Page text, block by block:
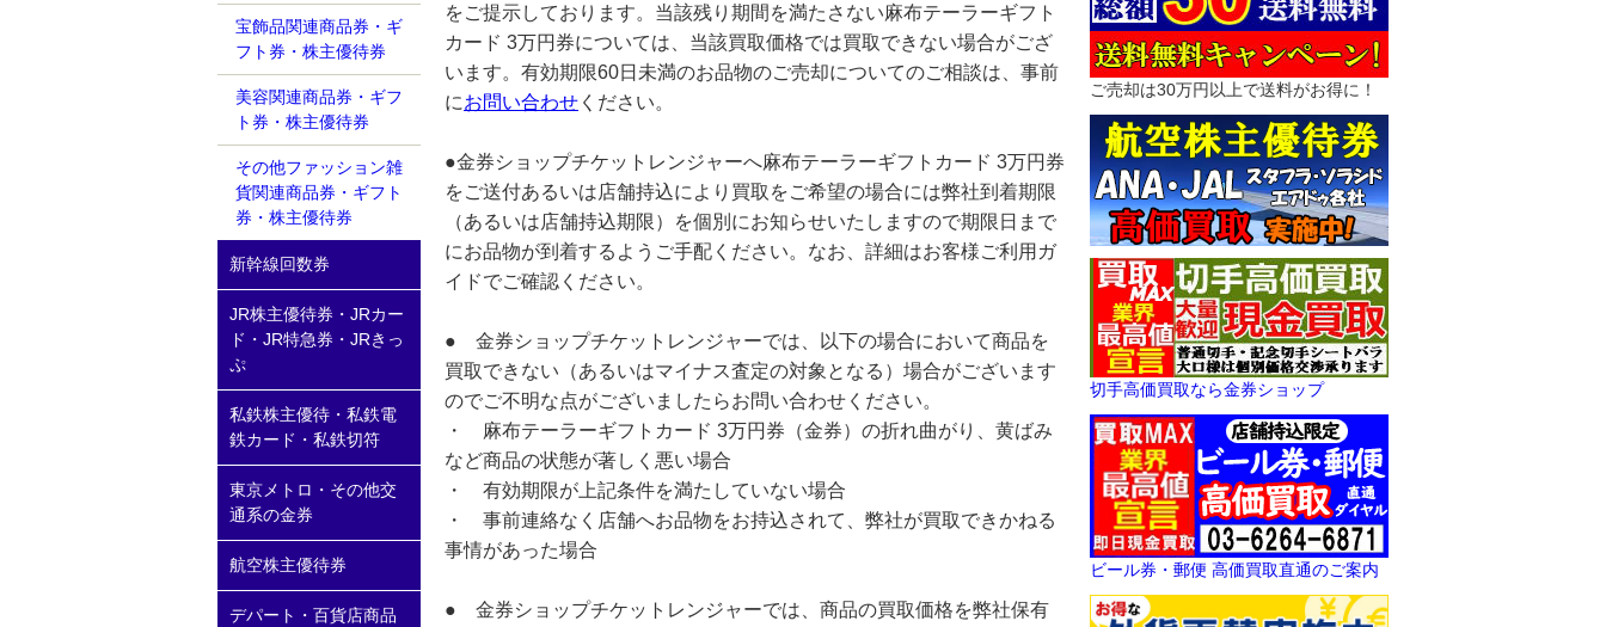
をご提示しております。当該残り期間を満たさない麻布テーラーギフト
カード 3万円券については、当該買取価格では買取できない場合がござ
います。有効期限60日未満のお品物のご売却についてのご相談は、事前
にお問い合わせ ください。
●金券ショップチケットレンジャーへ麻布テーラーギフトカード 3万円券
をご送付あるいは店舗持込により買取をご希望の場合には弊社到着期限
（あるいは店舗持込期限）を個別にお知らせいたしますので期限日まで
にお品物が到着するようご手配ください。なお、詳細はお客様ご利用ガ
イドでご確認ください。
● 金券ショップチケットレンジャーでは、以下の場合において商品を
買取できない（あるいはマイナス査定の対象となる）場合がございます
のでご不明な点がございましたらお問い合わせください。
・ 麻布テーラーギフトカード 3万円券（金券）の折れ曲がり、黄ばみ
など商品の状態が著しく悪い場合
・ 有効期限が上記条件を満たしていない場合
・ 事前連絡なく店舗へお品物をお持込されて、弊社が買取できかねる
事情があった場合
● 金券ショップチケットレンジャーでは、商品の買取価格を弊社保有
宝飾品関連商品券・ギ
フト券・株主優待券
美容関連商品券・ギフ
ト券・株主優待券
その他ファッション雑
貨関連商品券・ギフト
券・株主優待券
新幹線回数券
JR株主優待券・JRカー
ド・JR特急券・JRきっ
ぷ
私鉄株主優待・私鉄電
鉄カード・私鉄切符
東京メトロ・その他交
通系の金券
航空株主優待券
デパート・百貨店商品
ご売却は30万円以上で送料がお得に！
切手高価買取なら金券ショップ
ビール券・郵便 高価買取直通のご案内